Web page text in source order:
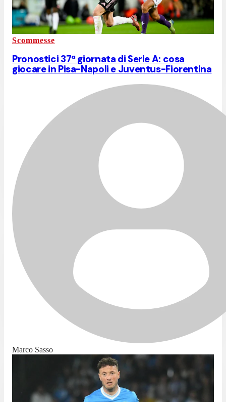
Scommesse
Pronostici 37ª giornata di Serie A: cosa
giocare in Pisa-Napoli e Juventus-Fiorentina
Marco Sasso